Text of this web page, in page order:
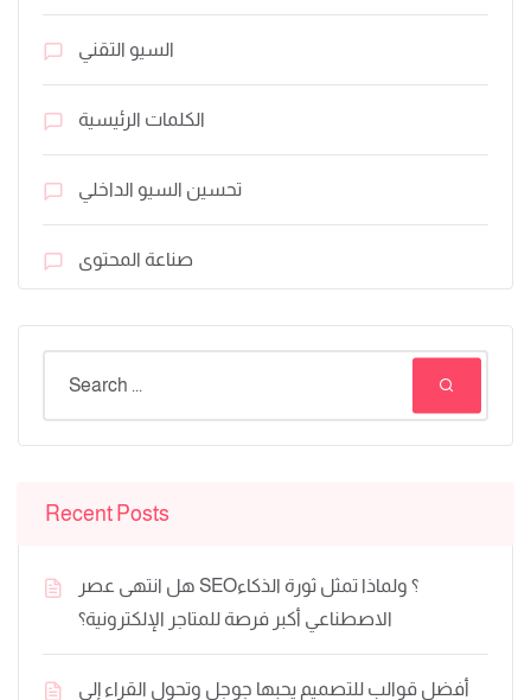
السيو التقني
الكلمات الرئيسية
تحسين السيو الداخلي
صناعة المحتوى
Recent Posts
هل انتهى عصر SEO؟ ولماذا تمثل ثورة الذكاء
الاصطناعي أكبر فرصة للمتاجر الإلكترونية؟
أفضل قوالب للتصميم يحبها جوجل وتحول القراء إلى